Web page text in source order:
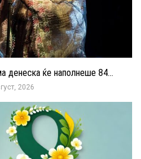
денеска ќе наполнеше 84...
2026